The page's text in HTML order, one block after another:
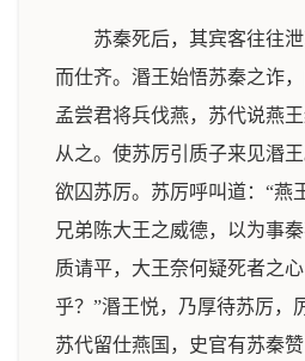
苏秦死后，其宾客往往
而仕齐。湣王始悟苏秦之诈
孟尝君将兵伐燕，苏代说燕
从之。使苏厉引质子来见湣
欲囚苏厉。苏厉呼叫道：“燕
兄弟陈大王之威德，以为事
质请平，大王奈何疑死者之
乎？”湣王悦，乃厚待苏厉，
苏代留仕燕国，史官有苏秦赞